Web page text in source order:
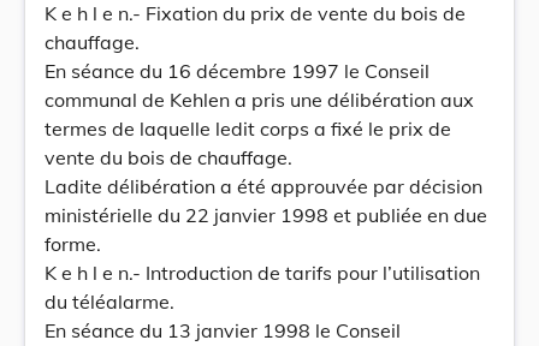
K e h l e n.- Fixation du prix de vente du bois de
chauffage.
En séance du 16 décembre 1997 le Conseil
communal de Kehlen a pris une délibération aux
termes de laquelle ledit corps a fixé le prix de
vente du bois de chauffage.
Ladite délibération a été approuvée par décision
ministérielle du 22 janvier 1998 et publiée en due
forme.
K e h l e n.- Introduction de tarifs pour l’utilisation
du téléalarme.
En séance du 13 janvier 1998 le Conseil